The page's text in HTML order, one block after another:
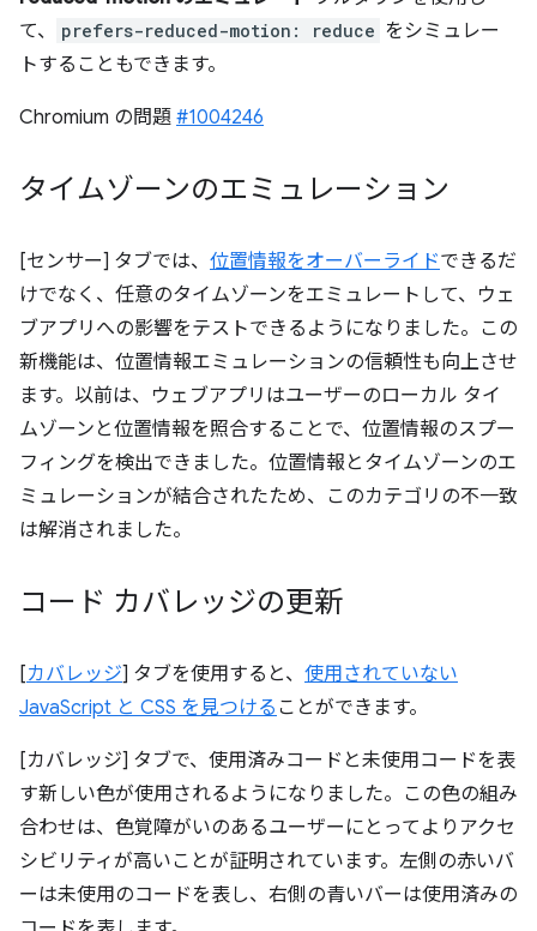
て、
prefers-reduced-motion: reduce をシミュレー
トすることもできます。
Chromium の問題 #1004246
タイムゾーンのエミュレーション
[センサー] タブでは、 位置情報をオーバーライドできるだ
けでなく、任意のタイムゾーンをエミュレートして、ウェ
ブアプリへの影響をテストできるようになりました。この
新機能は、位置情報エミュレーションの信頼性も向上させ
ます。以前は、ウェブアプリはユーザーのローカル タイ
ムゾーンと位置情報を照合することで、位置情報のスプー
フィングを検出できました。位置情報とタイムゾーンのエ
ミュレーションが結合されたため、このカテゴリの不一致
は解消されました。
コード カバレッジの更新
[カバレッジ] タブを使用すると、 使用されていない
JavaScript と CSS を見つける ことができます。
[カバレッジ] タブで、使用済みコードと未使用コードを表
す新しい色が使用されるようになりました。この色の組み
合わせは、色覚障がいのあるユーザーにとってよりアクセ
シビリティが高いことが証明されています。左側の赤いバ
ーは未使用のコードを表し、右側の青いバーは使用済みの